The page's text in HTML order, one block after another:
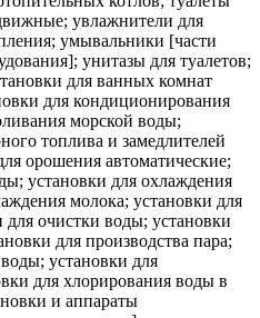
увлажнители для
умывальники [части
унитазы для туалетов;
для ванных комнат
для кондиционирования
морской воды;
топлива и замедлителей
орошения автоматические;
установки для охлаждения
молока; установки для
для очистки воды; установки
для производства пара;
установки для
для хлорирования воды в
и аппараты